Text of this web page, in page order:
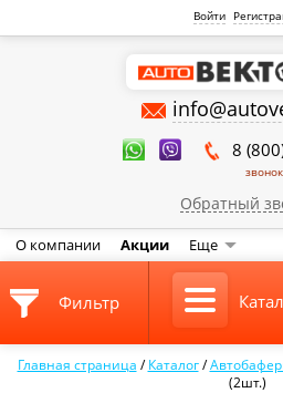
Войти
8
Обратный
О компании Акции Еще
Главная страница /Каталог /
(2шт.)
Фильтр